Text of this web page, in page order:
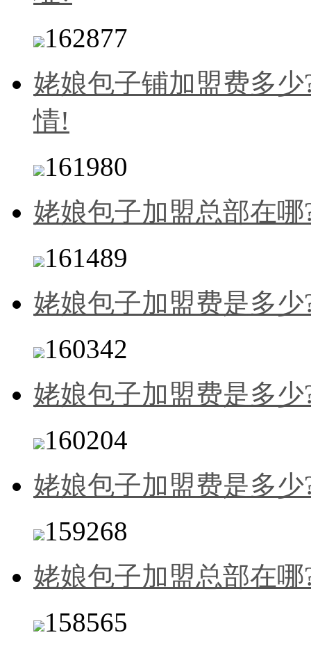
162877
姥娘包子铺加盟费多
情!
161980
姥娘包子加盟总部在
161489
姥娘包子加盟费是多
160342
姥娘包子加盟费是多
160204
姥娘包子加盟费是多
159268
姥娘包子加盟总部在
158565